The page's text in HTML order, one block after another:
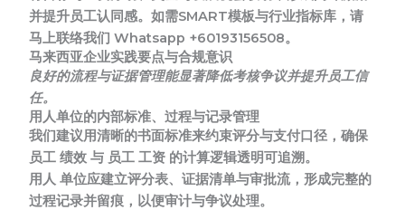
并提升员工认同感。如需SMART模板与行业指标库，请
马上联络我们 Whatsapp +60193156508。
马来西亚企业实践要点与合规意识
良好的流程与证据管理能显著降低考核争议并提升员工信
任。
用人单位的内部标准、过程与记录管理
我们建议用清晰的书面标准来约束评分与支付口径，确保
员工 绩效 与 员工 工资 的计算逻辑透明可追溯。
用人 单位应建立评分表、证据清单与审批流，形成完整的
过程记录并留痕，以便审计与争议处理。